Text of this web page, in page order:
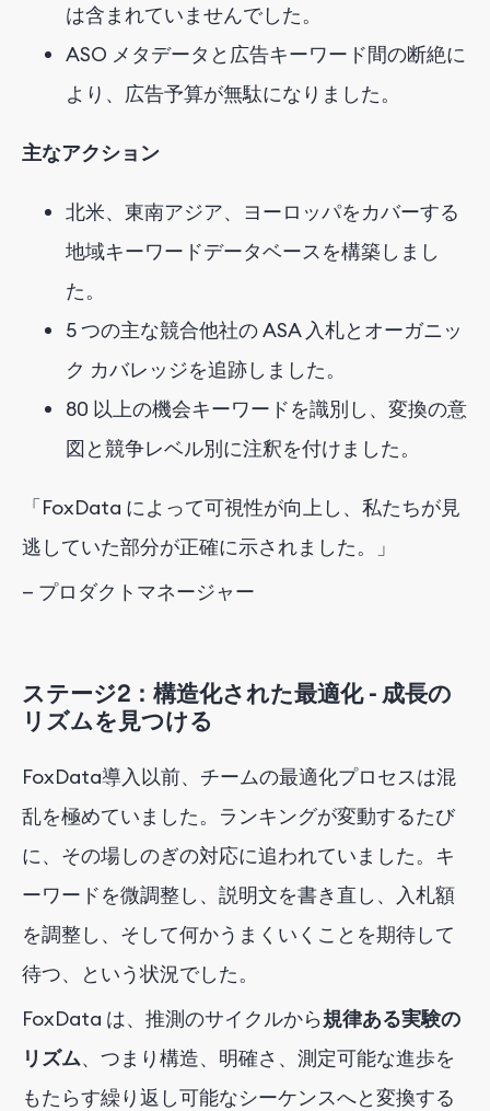
は含まれていませんでした。
ASO メタデータと広告キーワード間の断絶に
より、広告予算が無駄になりました。
主なアクション
北米、東南アジア、ヨーロッパをカバーする
地域キーワードデータベースを構築しまし
た。
5 つの主な競合他社の ASA 入札とオーガニッ
ク カバレッジを追跡しました。
80 以上の機会キーワードを識別し、変換の意
図と競争レベル別に注釈を付けました。
「FoxData によって可視性が向上し、私たちが見
逃していた部分が正確に示されました。」
— プロダクトマネージャー
ステージ2：構造化された最適化 - 成長の
リズムを見つける
FoxData導入以前、チームの最適化プロセスは混
乱を極めていました。ランキングが変動するたび
に、その場しのぎの対応に追われていました。キ
ーワードを微調整し、説明文を書き直し、入札額
を調整し、そして何かうまくいくことを期待して
待つ、という状況でした。
FoxData は、推測のサイクルから規律ある実験の
リズム、つまり構造、明確さ、測定可能な進歩を
もたらす繰り返し可能なシーケンスへと変換する